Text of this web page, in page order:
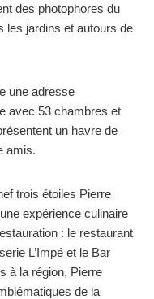
des photophores du
les jardins et autours de
une adresse
avec 53 chambres et
un havre de
amis.
trois étoiles Pierre
expérience culinaire
: le restaurant
L’Impé et le Bar
à la région, Pierre
de la